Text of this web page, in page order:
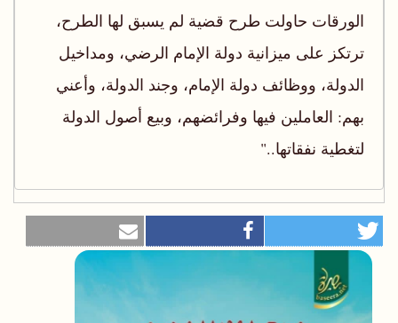
الورقات حاولت طرح قضية لم يسبق لها الطرح،
ترتكز على ميزانية دولة الإمام الرضي، ومداخيل
الدولة، ووظائف دولة الإمام، وجند الدولة، وأعني
بهم: العاملين فيها وفرائضهم، وبيع أصول الدولة
لتغطية نفقاتها.."